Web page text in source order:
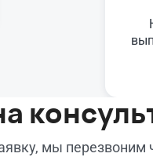
мы перезвоним